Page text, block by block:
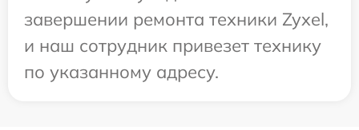
завершении ремонта техники Zyxel,
и наш сотрудник привезет технику
по указанному адресу.